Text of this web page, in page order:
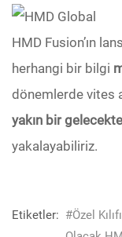
HMD Fusion’ın
herhangi bir bilgi
dönemlerde vites
yakın bir gelecekte
yakalayabiliriz.
Etiketler: #Özel